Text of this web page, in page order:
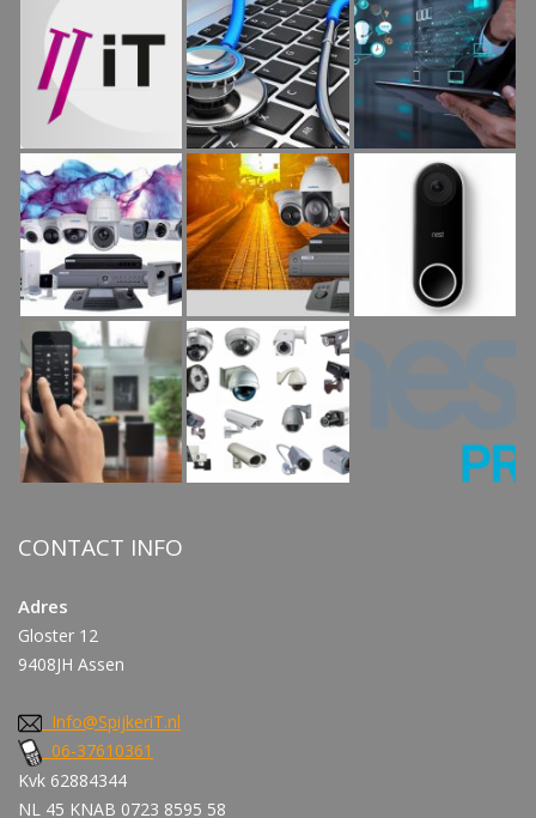
CONTACT INFO
Adres
Gloster 12
9408JH Assen
Info@SpijkeriT.nl
06-37610361
Kvk 62884344
NL 45 KNAB 0723 8595 58